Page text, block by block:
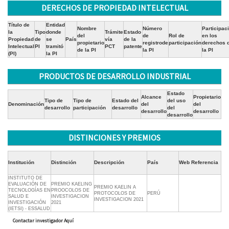
DERECHOS DE PROPIEDAD INTELECTUAL
Título de
la
Propiedad
Intelectual
(PI)
Tipo
de
PI
Entidad
donde
se
tramitó
la PI
País
Nombre
del
propietario
de la PI
Trámite
vía
PCT
Estado
de la
patente
Número
de
registrode
la PI
Rol de
participación
en los
derechos
la PI
PRODUCTOS DE DESARROLLO INDUSTRIAL
Denominación
Tipo de
desarrollo
Tipo de
participación
Estado del
desarrollo
Alcance
del
desarrollo
Estado
del uso
del
desarrollo
Propietario
del
desarrollo
DISTINCIONES Y PREMIOS
Institución Distinción Descripción País Web Referencia
INSTITUTO DE
EVALUACIÓN DE
TECNOLOGÍAS EN
SALUD E
INVESTIGACIÓN
(IETSI) - ESSALUD
PREMIO KAELING
PROOCOLOS DE
INVESTIGACION
2021
PREMIO KAELIN A
PROTOCOLOS DE
INVESTIGACION 2021
PERÚ
Contactar investigador Aquí